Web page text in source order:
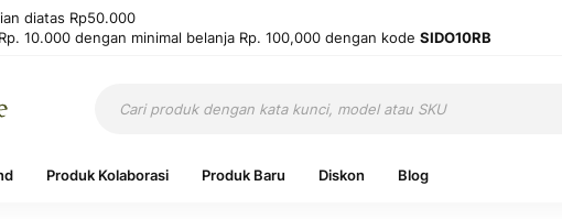
diatas Rp50.000
10.000 dengan minimal belanja Rp. 100,000 dengan kode SIDO10RB
Produk Kolaborasi Produk Baru Diskon Blog